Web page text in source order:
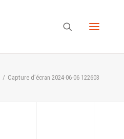
Capture d’écran 2024-06-06 122603